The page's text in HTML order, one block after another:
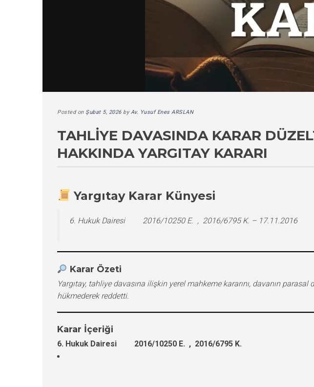
Posted on Şubat 5, 2026byAv. Yusuf Enes ARSLAN
TAHLIYE DAVASINDA KARAR
HAKKINDA YARGITAY KARARI
Yargıtay Karar Künyesi
6. Hukuk Dairesi 2016/10250 E. , 2016/6795 K. – 17.11.2016
Karar Özeti
Yargıtay, tahliye davasına ilişkin yerel mahkeme kararını, davanın
hükmederek reddetti.
Karar İçeriği
6. Hukuk Dairesi 2016/10250 E. , 2016/6795 K.